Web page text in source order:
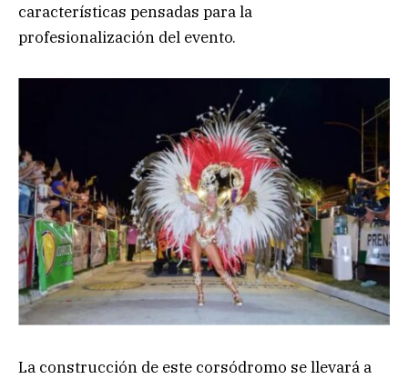
características pensadas para la
profesionalización del evento.
La construcción de este corsódromo se llevará a